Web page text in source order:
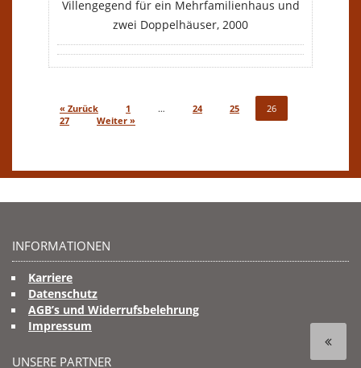
Villengegend für ein Mehrfamilienhaus und
zwei Doppelhäuser, 2000
« Zurück 1 … 24 25
26
27
Weiter »
INFORMATIONEN
Karriere
Datenschutz
AGB’s und Widerrufsbelehrung
Impressum
UNSERE PARTNER